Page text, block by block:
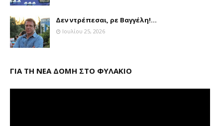
Δεν ντρέπεσαι, ρε Βαγγέλη!...
Ιουλίου 25, 2026
ΓΙΑ ΤΗ ΝΕΑ ΔΟΜΗ ΣΤΟ ΦΥΛΑΚΙΟ